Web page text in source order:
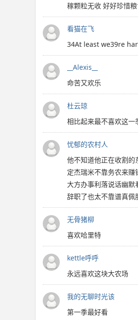
稼颗粒无收 好好珍惜
看猫在飞
34At least we39re
__Alexis__
命苦又欢乐
杜云琼
相比起来最不喜欢这
忧郁的农村人
他不知道他正在收割
定杰瑞米不靠务农来
大方办事利落说话幽
辞职了也太不靠谱真
无骨猪柳
喜欢哈里特
kettle呼呼
永远喜欢这块大农场
我的无聊时光该
第一季最好看